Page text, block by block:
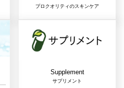
プロクオリティのスキンケア
Supplement
サプリメント